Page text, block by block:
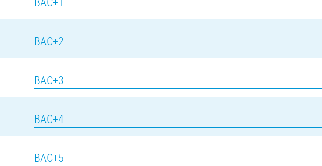
BAC+2
BAC+3
BAC+4
BAC+5